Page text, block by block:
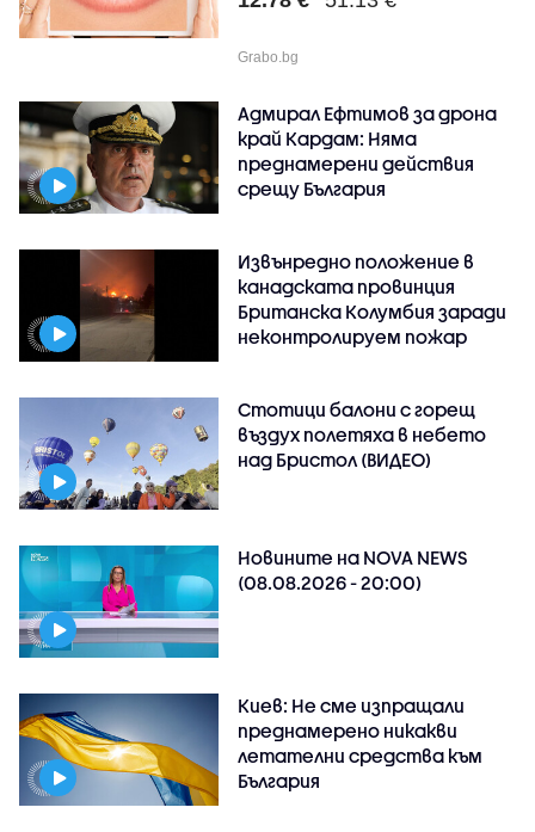
Grabo.bg
Адмирал Ефтимов за дрона
край Кардам: Няма
преднамерени действия
срещу България
Извънредно положение в
канадската провинция
Британска Колумбия заради
неконтролируем пожар
Стотици балони с горещ
въздух полетяха в небето
над Бристол (ВИДЕО)
Новините на NOVA NEWS
(08.08.2026 - 20:00)
Киев: Не сме изпращали
преднамерено никакви
летателни средства към
България